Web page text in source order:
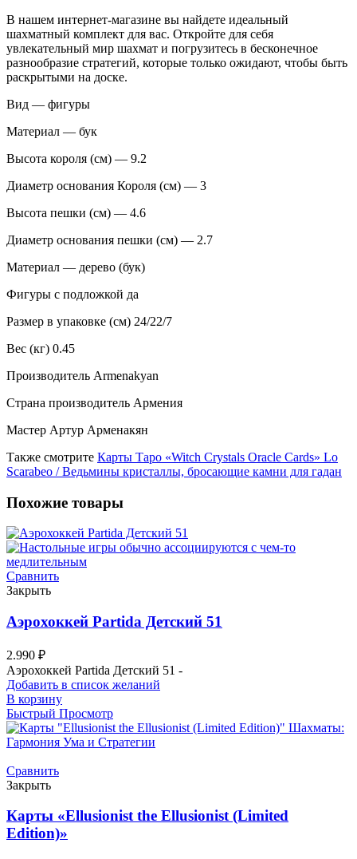
В нашем интернет-магазине вы найдете идеальный
шахматный комплект для вас. Откройте для себя
увлекательный мир шахмат и погрузитесь в бесконечное
разнообразие стратегий, которые только ожидают, чтобы быть
раскрытыми на доске.
Вид — фигуры
Материал — бук
Высота короля (см) — 9.2
Диаметр основания Короля (см) — 3
Высота пешки (см) — 4.6
Диаметр основания пешки (см) — 2.7
Материал — дерево (бук)
Фигуры с подложкой да
Размер в упаковке (см) 24/22/7
Вес (кг) 0.45
Производитель Armenakyan
Страна производитель Армения
Мастер Артур Арменакян
Также смотрите Карты Таро «Witch Crystals Oracle Cards» Lo
Scarabeo / Ведьмины кристаллы, бросающие камни для гадан
Похожие товары
Сравнить
Закрыть
Аэрохоккей Partida Детский 51
2.990 ₽
Аэрохоккей Partida Детский 51 -
Добавить в список желаний
В корзину
Быстрый Просмотр
Сравнить
Закрыть
Карты «Ellusionist the Ellusionist (Limited
Edition)»